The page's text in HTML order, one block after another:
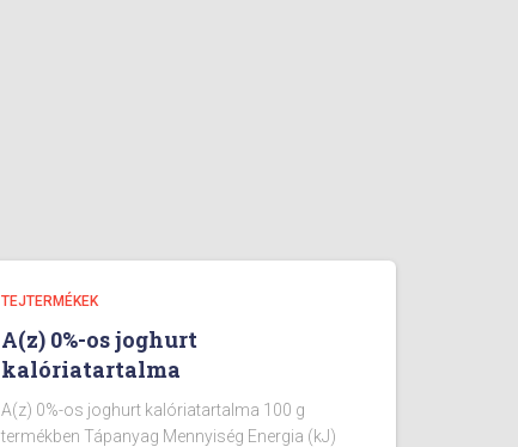
TEJTERMÉKEK
A(z) 0%-os joghurt
kalóriatartalma
A(z) 0%-os joghurt kalóriatartalma 100 g
termékben Tápanyag Mennyiség Energia (kJ)